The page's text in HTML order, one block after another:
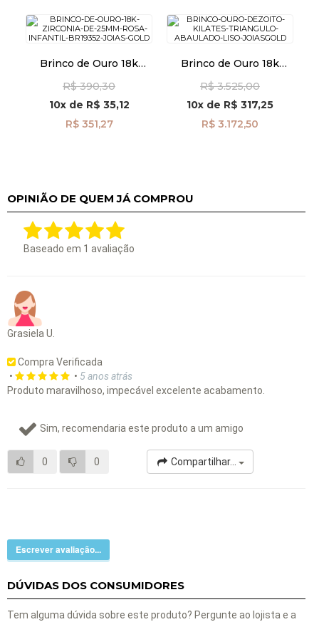
Brinco de Ouro 18k
Infantil br19352
R$ 390,30
10xde R$ 35,12
R$ 351,27
Brinco de Ouro 18k
br29347
R$ 3.525,00
10x de R$ 317,25
R$ 3.172,50
OPINIÃO DE QUEM JÁ COMPROU
Baseado em 1 avaliação
Grasiela U.
Compra Verificada
•
• 5 anos atrás
Produto maravilhoso, impecável excelente acabamento.
Sim, recomendaria este produto a um amigo
0 0 Compartilhar...
Escrever avaliação...
DÚVIDAS DOS CONSUMIDORES
Tem alguma dúvida sobre este produto? Pergunte ao lojista e a